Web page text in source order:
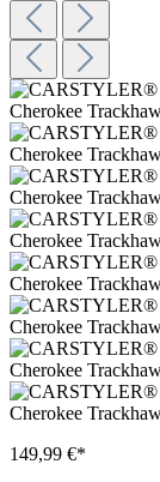
149,99 €*